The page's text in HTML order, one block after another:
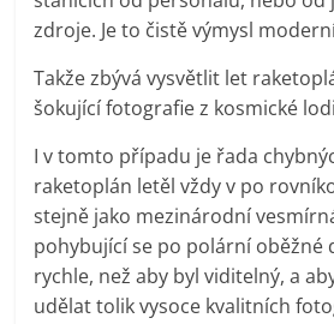
zdroje. Je to čistě výmysl
Takže zbývá vysvětlit let
šokující fotografie z kosmické
I v tomto případu je řada
raketoplán letěl vždy v po
stejně jako mezinárodní
pohybující se po polární oběžné
rychle, než aby byl viditelný, a
udělat tolik vysoce kvalitních